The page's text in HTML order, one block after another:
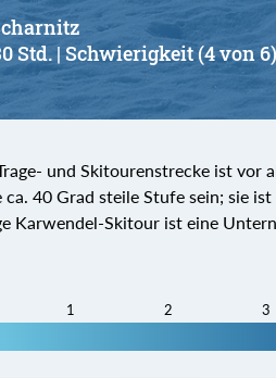
Std. | Schwierigkeit (4 von 6)
und Skitourenstrecke ist vor
ca. 40 Grad steile Stufe sein; sie
Karwendel-Skitour ist eine
1 2 3